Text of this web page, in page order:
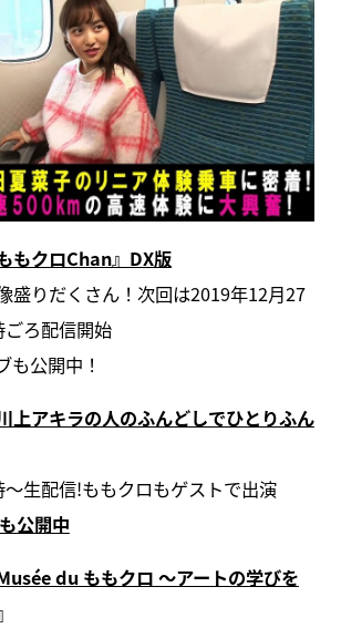
もクロChan』DX版
盛りだくさん！次回は2019年12月27
ごろ配信開始
も公開中！
上アキラの人のふんどしでひとりふん
生配信!ももクロもゲストで出演
公開中
du ももクロ ～アートの学びを